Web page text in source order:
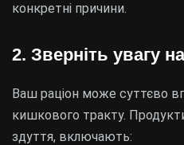
конкретні причини.
2. Зверніть увагу
Ваш раціон може суттєво
кишкового тракту.
здуття, включають: